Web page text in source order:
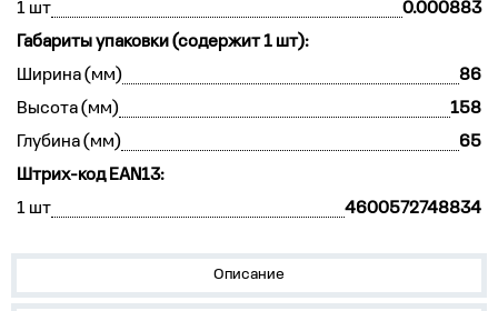
1 шт
0.000883
Габариты упаковки (содержит 1 шт):
Ширина (мм)
86
Высота (мм)
158
Глубина (мм)
65
Штрих-код EAN13:
1 шт
4600572748834
Описание